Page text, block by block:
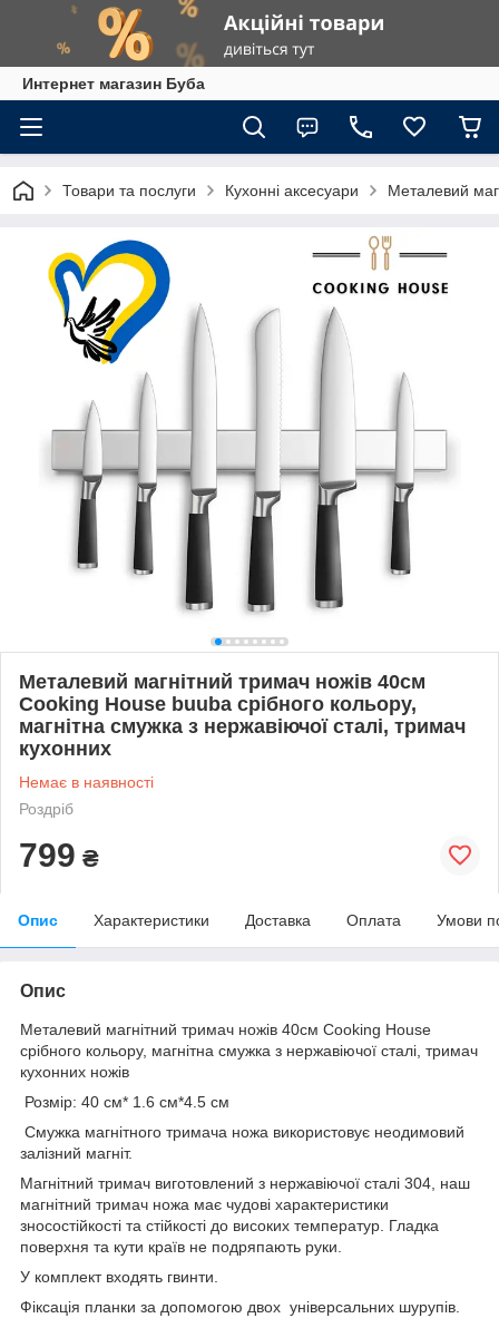
Интернет магазин Буба
Товари та послуги Кухонні аксесуари Металевий
Металевий магнітний тримач ножів 40см
Cooking House buuba срібного кольору,
магнітна смужка з нержавіючої сталі, тримач
кухонних
Немає в наявності
Роздріб
799 ₴
Опис Характеристики Доставка Оплата Умови
Опис
Металевий магнітний тримач ножів 40см Cooking House
срібного кольору, магнітна смужка з нержавіючої сталі, тримач
кухонних ножів
Розмір: 40 см* 1.6 см*4.5 см
Смужка магнітного тримача ножа використовує неодимовий
залізний магніт.
Магнітний тримач виготовлений з нержавіючої сталі 304, наш
магнітний тримач ножа має чудові характеристики
зносостійкості та стійкості до високих температур. Гладка
поверхня та кути країв не подряпають руки.
У комплект входять гвинти.
Фіксація планки за допомогою двох універсальних шурупів.